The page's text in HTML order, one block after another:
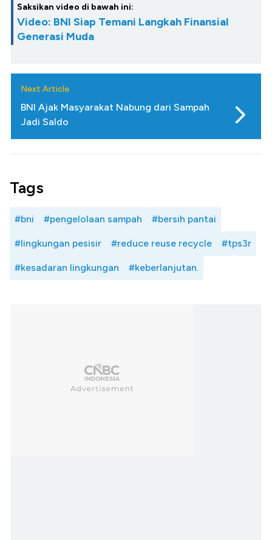
Saksikan video di bawah ini:
Video: BNI Siap Temani Langkah Finansial
Generasi Muda
Next Article
BNI Ajak Masyarakat Nabung dari Sampah
Jadi Saldo
Tags
#bni #pengelolaan sampah #bersih pantai
#lingkungan pesisir #reduce reuse recycle #tps3r
#kesadaran lingkungan #keberlanjutan.